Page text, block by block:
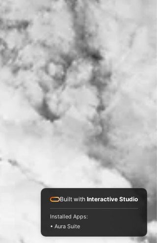
Built with Interactive Studio
Installed Apps:
• Aura Suite